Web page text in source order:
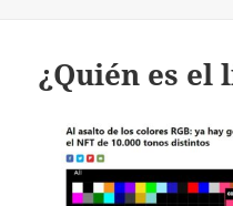
¿Quién es el